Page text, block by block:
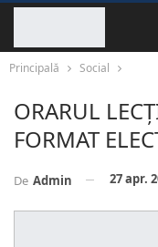
Principală Social
ORARUL
FORMAT
De Admin 27 apr.